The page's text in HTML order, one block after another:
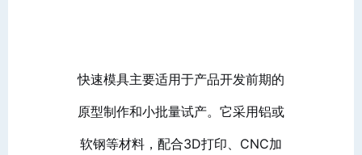
快速模具主要适用于产品开发前期的
原型制作和小批量试产。它采用铝或
软钢等材料，配合3D打印、CNC加